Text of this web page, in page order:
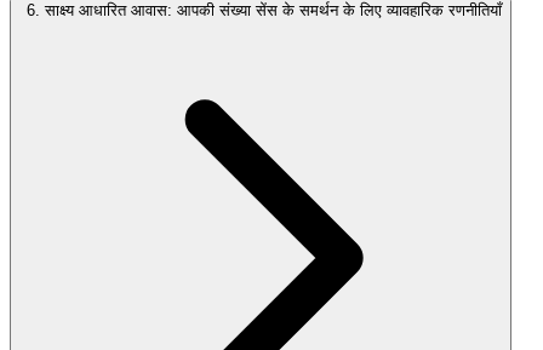
6. साक्ष्य आधारित आवास: आपकी संख्या सेंस के समर्थन के लिए व्यावहारिक रणनीतियाँ